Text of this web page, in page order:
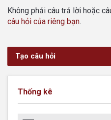
Không phải câu trả lời hoặc
câu hỏi của riêng bạn.
Tạo câu hỏi
Thống kê